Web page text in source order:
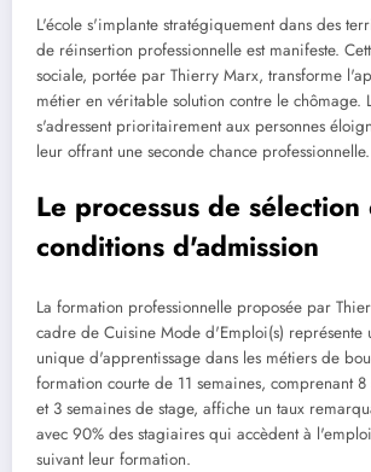
L'école s'implante stratégiquement dans des
de réinsertion professionnelle est manifeste.
sociale, portée par Thierry Marx, transforme
métier en véritable solution contre le chômage.
s'adressent prioritairement aux personnes
leur offrant une seconde chance professionnelle.
Le processus de sélection
conditions d'admission
La formation professionnelle proposée par
cadre de Cuisine Mode d'Emploi(s) représente
unique d'apprentissage dans les métiers de
formation courte de 11 semaines, comprenant
et 3 semaines de stage, affiche un taux
avec 90% des stagiaires qui accèdent à
suivant leur formation.